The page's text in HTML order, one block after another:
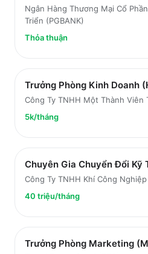
Ngân Hàng Thương Mại Cổ
Triển (PGBANK)
Thỏa thuận
Trưởng Phòng Kinh Doanh
Công Ty TNHH Một Thành Viên
5k/tháng
Chuyên Gia Chuyển Đổi Kỹ
Công Ty TNHH Khí Công
40 triệu/tháng
Trưởng Phòng Marketing